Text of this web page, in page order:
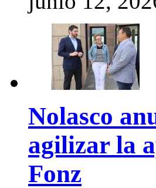
Nolasco
agilizar la
Fonz